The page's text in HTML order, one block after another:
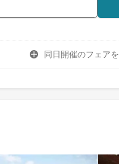
同日開催のフェアを